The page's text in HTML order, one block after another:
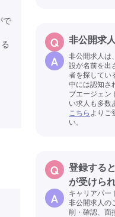
で
非公開求
非公開求人は
設が名前を出
者を探してい
中には認知さ
ブエージェン
い求人も多数
こちらよりご
い。
登録する
が受けら
キャリアパー
非公開求人の
削・確認、面